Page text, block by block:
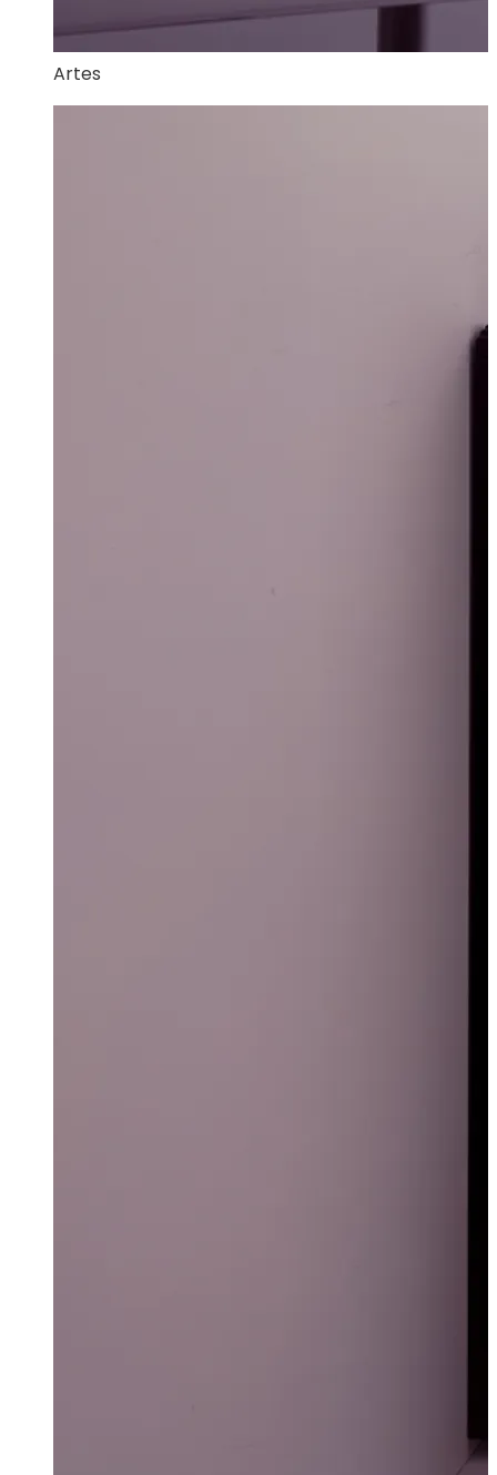
Artes